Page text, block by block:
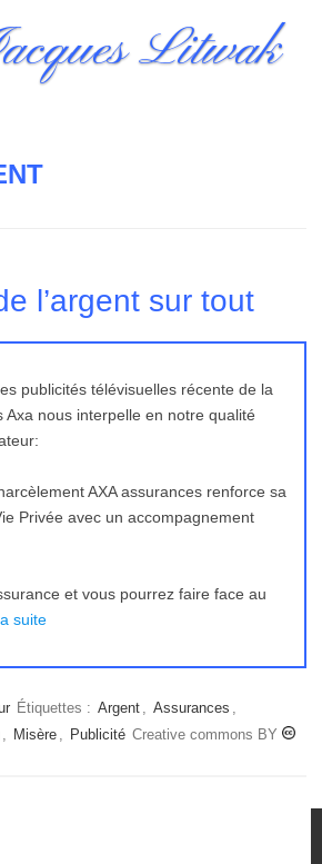
Litwak
l’argent sur tout
publicités télévisuelles récente de la
Axa nous interpelle en notre qualité
AXA assurances renforce sa
Privée avec un accompagnement
et vous pourrez faire face au
suite
Étiquettes : Argent , Assurances ,
, Misère , Publicité Creative commons BY